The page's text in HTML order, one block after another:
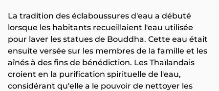
La tradition des éclaboussures d'eau a débuté
lorsque les habitants recueillaient l'eau utilisée
pour laver les statues de Bouddha. Cette eau était
ensuite versée sur les membres de la famille et les
aînés à des fins de bénédiction. Les Thaïlandais
croient en la purification spirituelle de l'eau,
considérant qu'elle a le pouvoir de nettoyer les